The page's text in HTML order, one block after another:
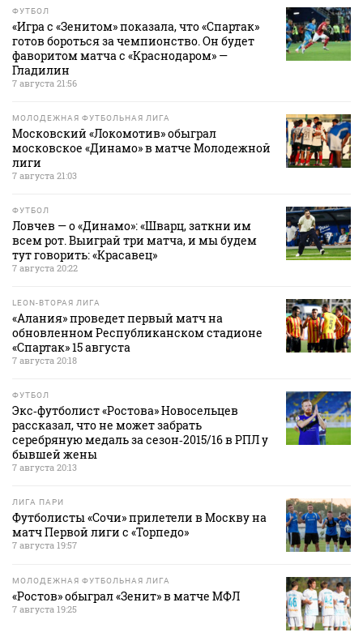
ФУТБОЛ
«Игра с «Зенитом» показала, что «Спартак»
готов бороться за чемпионство. Он будет
фаворитом матча с «Краснодаром» —
Гладилин
7 августа 21:56
МОЛОДЕЖНАЯ ФУТБОЛЬНАЯ ЛИГА
Московский «Локомотив» обыграл
московское «Динамо» в матче Молодежной
лиги
7 августа 21:03
ФУТБОЛ
Ловчев — о «Динамо»: «Шварц, заткни им
всем рот. Выиграй три матча, и мы будем
тут говорить: «Красавец»
7 августа 20:22
LEON-ВТОРАЯ ЛИГА
«Алания» проведет первый матч на
обновленном Республиканском стадионе
«Спартак» 15 августа
7 августа 20:18
ФУТБОЛ
Экс‑футболист «Ростова» Новосельцев
рассказал, что не может забрать
серебряную медаль за сезон‑2015/16 в РПЛ у
бывшей жены
7 августа 20:13
ЛИГА ПАРИ
Футболисты «Сочи» прилетели в Москву на
матч Первой лиги с «Торпедо»
7 августа 19:57
МОЛОДЕЖНАЯ ФУТБОЛЬНАЯ ЛИГА
«Ростов» обыграл «Зенит» в матче МФЛ
7 августа 19:25